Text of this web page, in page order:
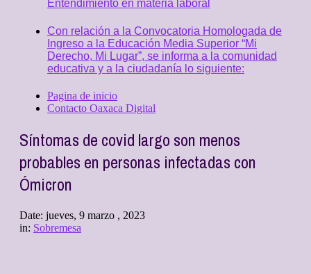
Entendimiento en materia laboral
Con relación a la Convocatoria Homologada de
Ingreso a la Educación Media Superior “Mi
Derecho, Mi Lugar”, se informa a la comunidad
educativa y a la ciudadanía lo siguiente:
Pagina de inicio
Contacto Oaxaca Digital
Síntomas de covid largo son menos
probables en personas infectadas con
Ómicron
Date: jueves, 9 marzo , 2023
in: Sobremesa